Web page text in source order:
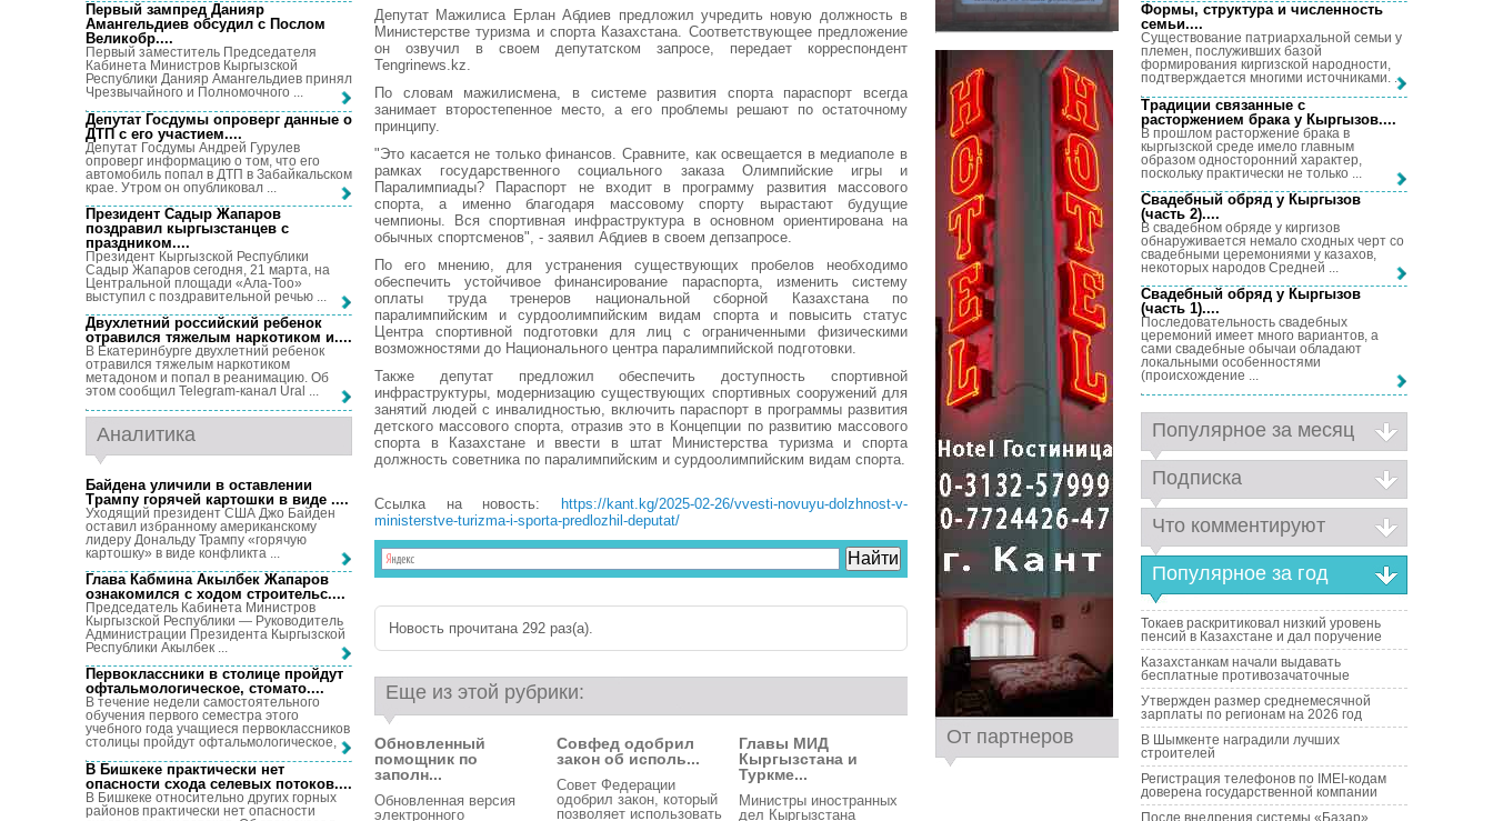
Депутат Мажилиса Ерлан Абдиев предложил учредить новую должность в
Министерстве туризма и спорта Казахстана. Соответствующее предложение
он озвучил в своем депутатском запросе, передает корреспондент
Tengrinews.kz.
По словам мажилисмена, в системе развития спорта параспорт всегда
занимает второстепенное место, а его проблемы решают по остаточному
принципу.
"Это касается не только финансов. Сравните, как освещается в медиаполе в
рамках государственного социального заказа Олимпийские игры и
Паралимпиады? Параспорт не входит в программу развития массового
спорта, а именно благодаря массовому спорту вырастают будущие
чемпионы. Вся спортивная инфраструктура в основном ориентирована на
обычных спортсменов", - заявил Абдиев в своем депзапросе.
По его мнению, для устранения существующих пробелов необходимо
обеспечить устойчивое финансирование параспорта, изменить систему
оплаты труда тренеров национальной сборной Казахстана по
паралимпийским и сурдоолимпийским видам спорта и повысить статус
Центра спортивной подготовки для лиц с ограниченными физическими
возможностями до Национального центра паралимпийской подготовки.
Также депутат предложил обеспечить доступность спортивной
инфраструктуры, модернизацию существующих спортивных сооружений для
занятий людей с инвалидностью, включить параспорт в программы развития
детского массового спорта, отразив это в Концепции по развитию массового
спорта в Казахстане и ввести в штат Министерства туризма и спорта
должность советника по паралимпийским и сурдоолимпийским видам спорта.
Ссылка на новость:
https://kant.kg/2025-02-26/vvesti-novuyu-dolzhnost-v-
ministerstve-turizma-i-sporta-predlozhil-deputat/
Новость прочитана 292 раз(a).
Еще из этой рубрики:
Обновленный
помощник по
заполн...
Обновленная версия
электронного
Совфед одобрил
закон об исполь...
Совет Федерации
одобрил закон, который
позволяет использовать
Главы МИД
Кыргызстана и
Туркме...
Министры иностранных
дел Кыргызстана
Первый зампред Данияр
Амангельдиев обсудил с Послом
Великобр....
Первый заместитель Председателя
Кабинета Министров Кыргызской
Республики Данияр Амангельдиев принял
Чрезвычайного и Полномочного ...
Депутат Госдумы опроверг данные о
ДТП с его участием....
Депутат Госдумы Андрей Гурулев
опроверг информацию о том, что его
автомобиль попал в ДТП в Забайкальском
крае. Утром он опубликовал ...
Президент Садыр Жапаров
поздравил кыргызстанцев с
праздником....
Президент Кыргызской Республики
Садыр Жапаров сегодня, 21 марта, на
Центральной площади «Ала-Тоо»
выступил с поздравительной речью ...
Двухлетний российский ребенок
отравился тяжелым наркотиком и....
В Екатеринбурге двухлетний ребенок
отравился тяжелым наркотиком
метадоном и попал в реанимацию. Об
этом сообщил Telegram-канал Ural ...
Аналитика
Байдена уличили в оставлении
Трампу горячей картошки в виде ....
Уходящий президент США Джо Байден
оставил избранному американскому
лидеру Дональду Трампу «горячую
картошку» в виде конфликта ...
Глава Кабмина Акылбек Жапаров
ознакомился с ходом строительс....
Председатель Кабинета Министров
Кыргызской Республики — Руководитель
Администрации Президента Кыргызской
Республики Акылбек ...
Первоклассники в столице пройдут
офтальмологическое, стомато....
В течение недели самостоятельного
обучения первого семестра этого
учебного года учащиеся первоклассников
столицы пройдут офтальмологическое, ...
В Бишкеке практически нет
опасности схода селевых потоков....
В Бишкеке относительно других горных
районов практически нет опасности
От партнеров
Формы, структура и численность
семьи....
Существование патриархальной семьи у
племен, послуживших базой
формирования киргизской народности,
подтверждается многими источниками. ...
Традиции связанные с
расторжением брака у Кыргызов....
В прошлом расторжение брака в
кыргызской среде имело главным
образом односторонний характер,
поскольку практически не только ...
Свадебный обряд у Кыргызов
(часть 2)....
В свадебном обряде у киргизов
обнаруживается немало сходных черт со
свадебными церемониями у казахов,
некоторых народов Средней ...
Свадебный обряд у Кыргызов
(часть 1)....
Последовательность свадебных
церемоний имеет много вариантов, а
сами свадебные обычаи обладают
локальными особенностями
(происхождение ...
Популярное за месяц
Подписка
Что комментируют
Популярное за год
Токаев раскритиковал низкий уровень
пенсий в Казахстане и дал поручение
Казахстанкам начали выдавать
бесплатные противозачаточные
Утвержден размер среднемесячной
зарплаты по регионам на 2026 год
В Шымкенте наградили лучших
строителей
Регистрация телефонов по IMEI-кодам
доверена государственной компании
После внедрения системы «Базар»